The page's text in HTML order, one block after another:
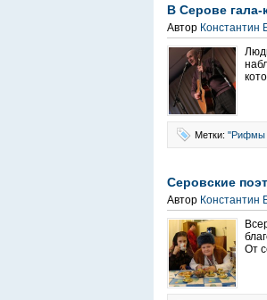
В Серове
Автор Константин
Метки: "Рифмы
Серовские
Автор Константин
От